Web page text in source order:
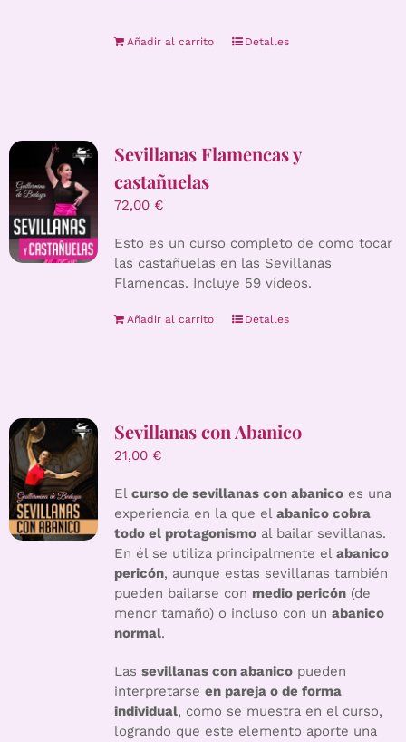
Añadir al carrito Detalles
Sevillanas Flamencas y
castañuelas
72,00 €
Esto es un curso completo de como tocar
las castañuelas en las Sevillanas
Flamencas. Incluye 59 vídeos.
Añadir al carrito Detalles
Sevillanas con Abanico
21,00 €
El curso de sevillanas con abanicoes una
experiencia en la que el abanico cobra
todo el protagonismoal bailar sevillanas.
En él se utiliza principalmente el abanico
pericón, aunque estas sevillanas también
pueden bailarse con medio pericón(de
menor tamaño) o incluso con un abanico
normal.
Las sevillanas con abanicopueden
interpretarse en pareja o de forma
individual, como se muestra en el curso,
logrando que este elemento aporte una